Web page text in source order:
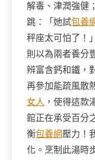
解毒、津潤強健
跳：「她試包養
秤座太可怕了！
則以為兩者養分
辨富含鈣和鐵，
再參加能疏風散
女人 ，使得這款
館正在承受百分
衡包養網壓力！
化。烹制此湯時